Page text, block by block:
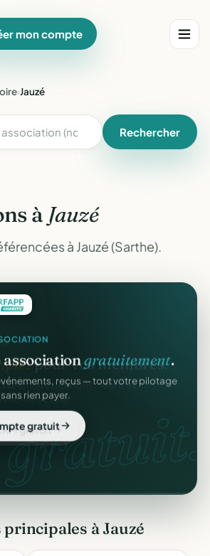
mon compte
›Jauzé
Rechercher
à Jauzé
à Jauzé (Sarthe).
gratuit.
associationgratuitement.
reçus — tout votre pilotage
rien payer.
gratuit
pour vos membres.
des dons, relances,
fichiers Excel.
gratuit
à Jauzé